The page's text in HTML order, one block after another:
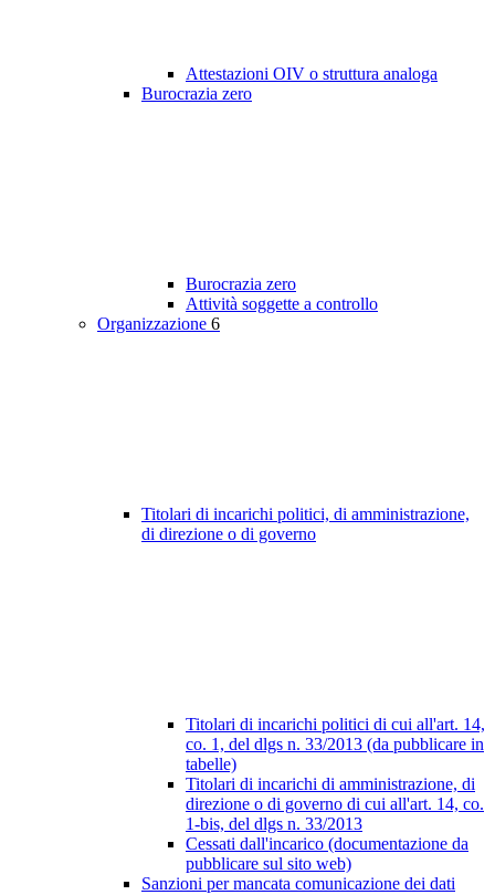
Attestazioni OIV o struttura analoga
Burocrazia zero
Burocrazia zero
Attività soggette a controllo
Organizzazione 6
Titolari di incarichi politici, di amministrazione,
di direzione o di governo
Titolari di incarichi politici di cui all'art. 14,
co. 1, del dlgs n. 33/2013 (da pubblicare in
tabelle)
Titolari di incarichi di amministrazione, di
direzione o di governo di cui all'art. 14, co.
1-bis, del dlgs n. 33/2013
Cessati dall'incarico (documentazione da
pubblicare sul sito web)
Sanzioni per mancata comunicazione dei dati